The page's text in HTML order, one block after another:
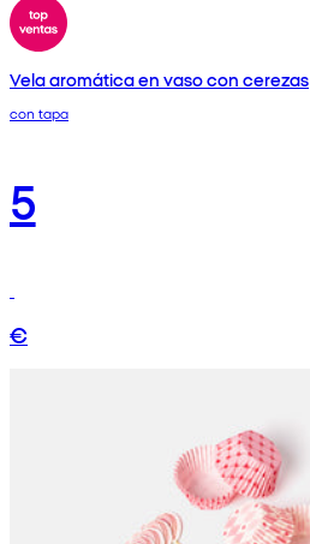
Vela aromática en vaso con cerezas
con tapa
5
€